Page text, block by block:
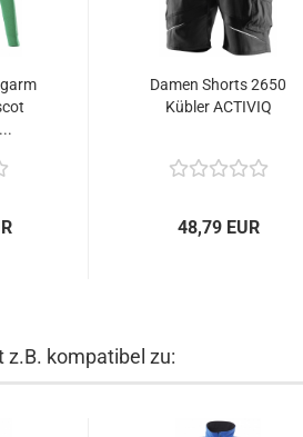
Damen Shorts 2650
Kübler ACTIVIQ
48,79 EUR
z.B. kompatibel zu: